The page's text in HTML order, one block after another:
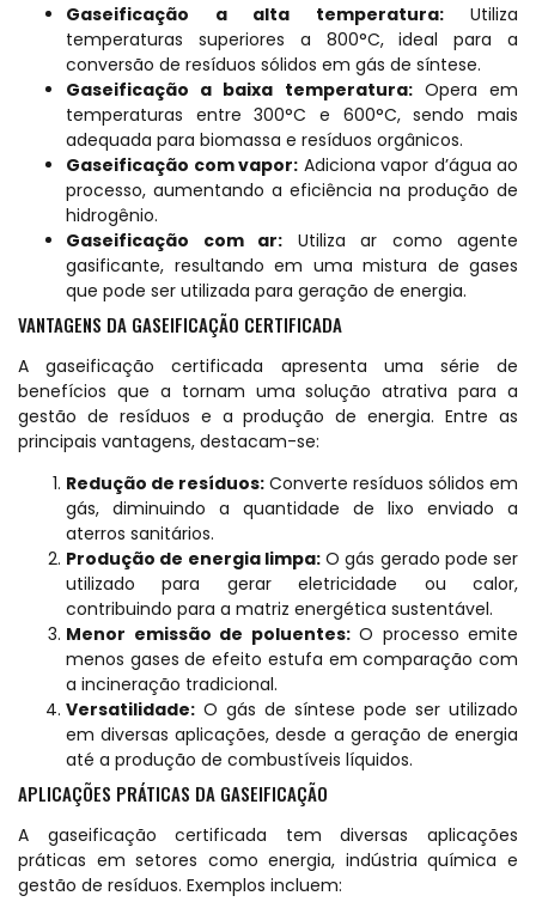
Gaseificação a alta temperatura:Utiliza
temperaturas superiores a 800°C, ideal para a
conversão de resíduos sólidos em gás de síntese.
Gaseificação a baixa temperatura:Opera em
temperaturas entre 300°C e 600°C, sendo mais
adequada para biomassa e resíduos orgânicos.
Gaseificação com vapor: Adiciona vapor d’água ao
processo, aumentando a eficiência na produção de
hidrogênio.
Gaseificação com ar: Utiliza ar como agente
gasificante, resultando em uma mistura de gases
que pode ser utilizada para geração de energia.
VANTAGENS DA GASEIFICAÇÃO CERTIFICADA
A gaseificação certificada apresenta uma série de
benefícios que a tornam uma solução atrativa para a
gestão de resíduos e a produção de energia. Entre as
principais vantagens, destacam-se:
Redução de resíduos: Converte resíduos sólidos em
gás, diminuindo a quantidade de lixo enviado a
aterros sanitários.
Produção de energia limpa:O gás gerado pode ser
utilizado para gerar eletricidade ou calor,
contribuindo para a matriz energética sustentável.
Menor emissão de poluentes:O processo emite
menos gases de efeito estufa em comparação com
a incineração tradicional.
Versatilidade: O gás de síntese pode ser utilizado
em diversas aplicações, desde a geração de energia
até a produção de combustíveis líquidos.
APLICAÇÕES PRÁTICAS DA GASEIFICAÇÃO
A gaseificação certificada tem diversas aplicações
práticas em setores como energia, indústria química e
gestão de resíduos. Exemplos incluem: